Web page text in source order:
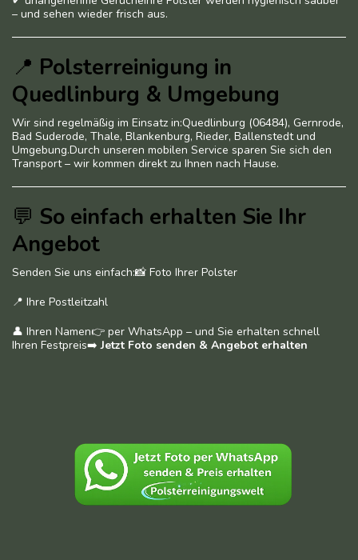
– und sehen wieder frisch aus.
📍 Polsterreinigung in
Quedlinburg & Umgebung
Wir sind regelmäßig im Einsatz in:Quedlinburg (06484), Gernrode,
Bad Suderode, Thale, Blankenburg, Rieder, Ballenstedt und
Umgebung.Durch unseren mobilen Service sparen Sie sich den
Transport – wir kommen direkt zu Ihnen nach Hause.
💬 So einfach erhalten Sie Ihr
Angebot
Senden Sie uns einfach:📸 Foto Ihrer Polster
📍 Ihre Postleitzahl
👤 Ihren Namen👉 per WhatsApp – und Sie erhalten schnell
Ihren Festpreis➡️Jetzt Foto senden & Angebot erhalten